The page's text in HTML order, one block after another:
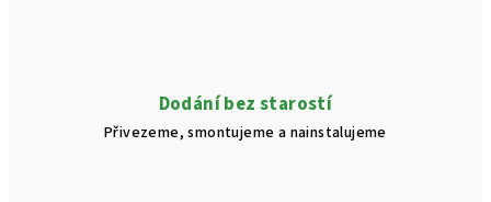
Dodání bez starostí
Přivezeme, smontujeme a nainstalujeme